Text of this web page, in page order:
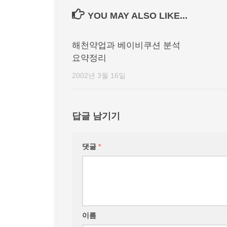
YOU MAY ALSO LIKE...
해천약업과 베이비쿠션 분석
요약정리
2002년 3월 16일
답글 남기기
댓글 *
이름